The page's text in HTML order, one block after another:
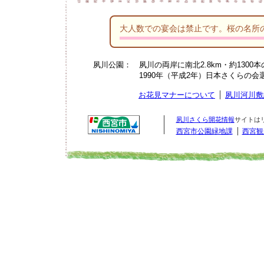
大人数での宴会は禁止です。桜の名
夙川公園：
夙川の両岸に南北2.8km・約1300
1990年（平成2年）日本さくらの会
お花見マナーについて 夙川河川
夙川さくら開花情報サイトは
西宮市公園緑地課 西宮